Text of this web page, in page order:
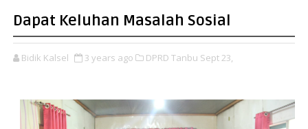
Dapat Keluhan Masalah Sosial
Bidik Kalsel 3 years ago DPRD Tanbu Sept 23,